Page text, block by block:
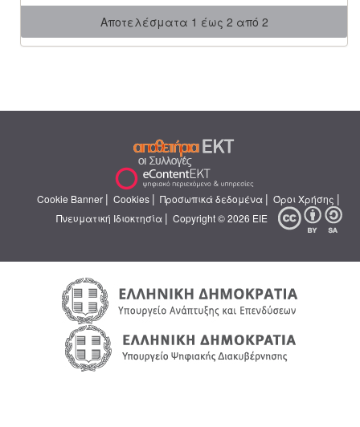
Αποτελέσματα 1 έως 2 από 2
Cookie Banner | Cookies | Προσωπικά δεδομένα | Όροι Χρήσης |
Πνευματική Ιδιοκτησία | Copyright © 2026 ΕΙΕ